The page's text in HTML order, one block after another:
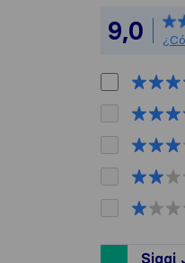
9,0
Siggi